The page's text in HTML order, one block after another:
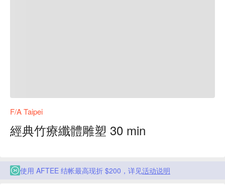
F/A Taipei
經典竹療纖體雕塑 30 min
使用 AFTEE 结帐最高现折 $200，详见活动说明